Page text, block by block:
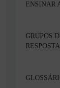
ENSINAR
GRUPOS